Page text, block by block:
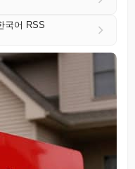
국어 RSS